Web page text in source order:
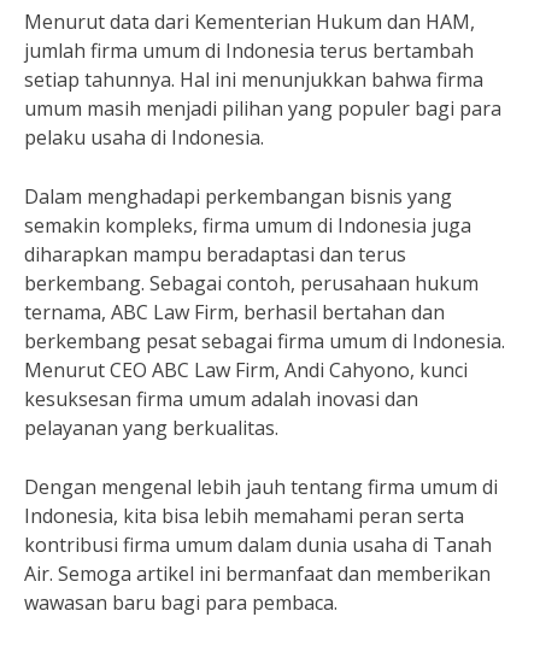
Menurut data dari Kementerian Hukum dan HAM,
jumlah firma umum di Indonesia terus bertambah
setiap tahunnya. Hal ini menunjukkan bahwa firma
umum masih menjadi pilihan yang populer bagi para
pelaku usaha di Indonesia.
Dalam menghadapi perkembangan bisnis yang
semakin kompleks, firma umum di Indonesia juga
diharapkan mampu beradaptasi dan terus
berkembang. Sebagai contoh, perusahaan hukum
ternama, ABC Law Firm, berhasil bertahan dan
berkembang pesat sebagai firma umum di Indonesia.
Menurut CEO ABC Law Firm, Andi Cahyono, kunci
kesuksesan firma umum adalah inovasi dan
pelayanan yang berkualitas.
Dengan mengenal lebih jauh tentang firma umum di
Indonesia, kita bisa lebih memahami peran serta
kontribusi firma umum dalam dunia usaha di Tanah
Air. Semoga artikel ini bermanfaat dan memberikan
wawasan baru bagi para pembaca.